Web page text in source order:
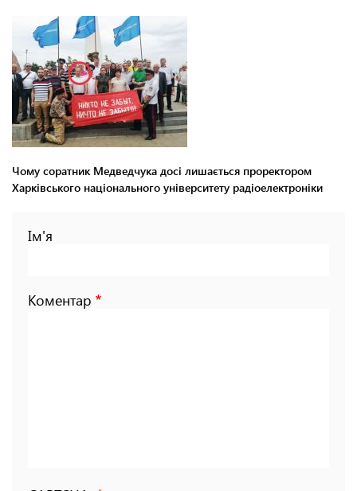
Чому соратник Медведчука досі лишається проректором
Харківського національного університету радіоелектроніки
Ім'я
Коментар